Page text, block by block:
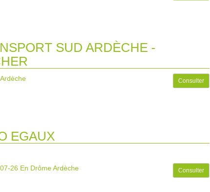
SUD ARDÈCHE -
Consulter
EGAUX
26 En Drôme Ardèche Consulter